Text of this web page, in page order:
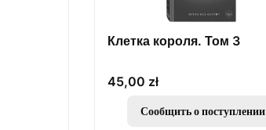
Клетка короля. Том 3
Цена
45,00 zł
Сообщить о поступлении